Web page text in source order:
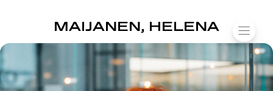
sisältöön
MAIJANEN, HELENA